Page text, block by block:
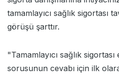
tamamlayıcı sağlık sigortası
görüşü şarttır.
"Tamamlayıcı sağlık
sorusunun cevabı için ilk